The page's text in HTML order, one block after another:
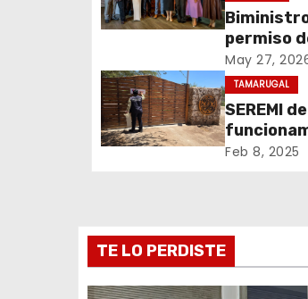
c
ó
n
e
n
permiso
Cerro
May 27,
TAMARUGAL
SEREMI
Feb 8, 2025
TE LO PERDISTE